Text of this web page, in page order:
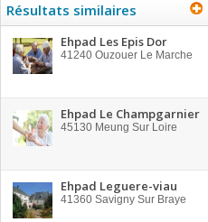
Résultats similaires
Ehpad Les Epis Dor
41240 Ouzouer Le Marche
Ehpad Le Champgarnier
45130 Meung Sur Loire
Ehpad Leguere-viau
41360 Savigny Sur Braye